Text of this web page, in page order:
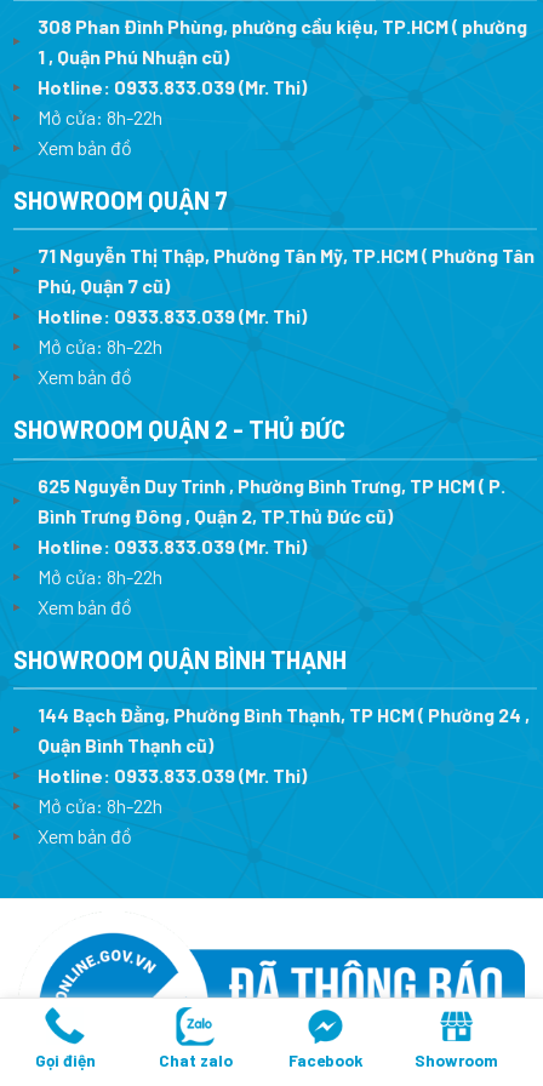
308 Phan Đình Phùng, phường cầu kiệu, TP.HCM ( phường
1 , Quận Phú Nhuận cũ)
Hotline: 0933.833.039(Mr. Thi)
Mở cửa: 8h-22h
Xem bản đồ
SHOWROOM QUẬN 7
71 Nguyễn Thị Thập, Phường Tân Mỹ, TP.HCM ( Phường Tân
Phú, Quận 7 cũ)
Hotline: 0933.833.039(Mr. Thi)
Mở cửa: 8h-22h
Xem bản đồ
SHOWROOM QUẬN 2 - THỦ ĐỨC
625 Nguyễn Duy Trinh , Phường Bình Trưng, TP HCM ( P.
Bình Trưng Đông , Quận 2, TP.Thủ Đức cũ)
Hotline: 0933.833.039(Mr. Thi)
Mở cửa: 8h-22h
Xem bản đồ
SHOWROOM QUẬN BÌNH THẠNH
144 Bạch Đằng, Phường Bình Thạnh, TP HCM ( Phường 24 ,
Quận Bình Thạnh cũ)
Hotline: 0933.833.039(Mr. Thi)
Mở cửa: 8h-22h
Xem bản đồ
Gọi điện Chat zalo Facebook Showroom